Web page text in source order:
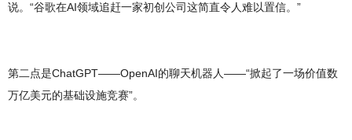
说。“谷歌在AI领域追赶一家初创公司这简直令人难以置信。”
第二点是ChatGPT——OpenAI的聊天机器人——“掀起了一场价值数
万亿美元的基础设施竞赛”。